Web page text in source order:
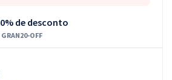
de desconto
GRAN20-OFF